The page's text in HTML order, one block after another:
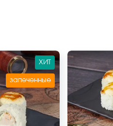
ХИТ
запеченные